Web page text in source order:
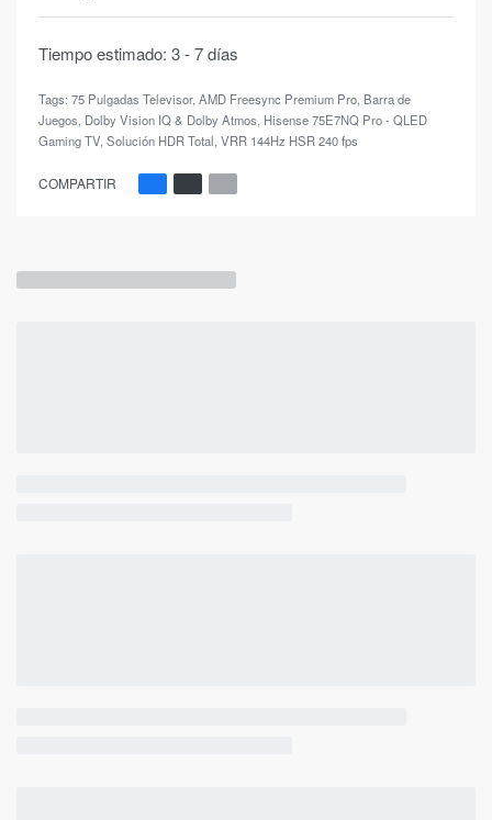
Tiempo estimado: 3 - 7 días
Tags: 75 Pulgadas Televisor, AMD Freesync Premium Pro Barra de
Juegos Dolby Vision IQ & Dolby Atmos Hisense 75E7NQ Pro - QLED
Gaming TV Solución HDR Total VRR 144Hz HSR 240 fps
COMPARTIR